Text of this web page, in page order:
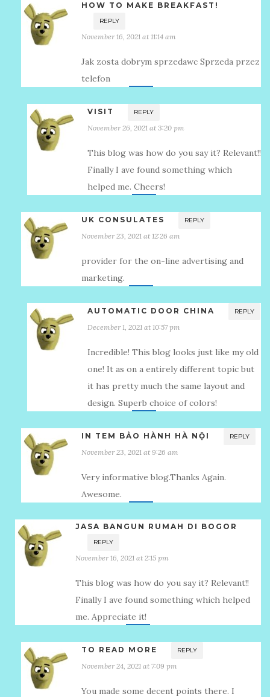
HOW TO MAKE BREAKFAST!
REPLY
November 16, 2021 at 11:14 am
Jak zosta dobrym sprzedawc Sprzeda przez
telefon
VISIT REPLY
November 26, 2021 at 3:20 pm
This blog was how do you say it? Relevant!!
Finally I ave found something which
helped me. Cheers!
UK CONSULATES REPLY
November 23, 2021 at 12:26 am
provider for the on-line advertising and
marketing.
AUTOMATIC DOOR CHINA REPLY
December 1, 2021 at 10:57 pm
Incredible! This blog looks just like my old
one! It as on a entirely different topic but
it has pretty much the same layout and
design. Superb choice of colors!
IN TEM BẢO HÀNH HÀ NỘI REPLY
November 23, 2021 at 9:26 am
Very informative blog.Thanks Again.
Awesome.
JASA BANGUN RUMAH DI BOGOR
REPLY
November 16, 2021 at 2:15 pm
This blog was how do you say it? Relevant!!
Finally I ave found something which helped
me. Appreciate it!
TO READ MORE REPLY
November 24, 2021 at 7:09 pm
You made some decent points there. I